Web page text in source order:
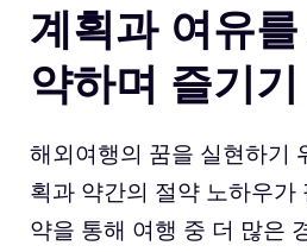
계획과 여유
약하며 즐기기
해외여행의 꿈을 실현하기
획과 약간의 절약 노하우가
약을 통해 여행 중 더 많은